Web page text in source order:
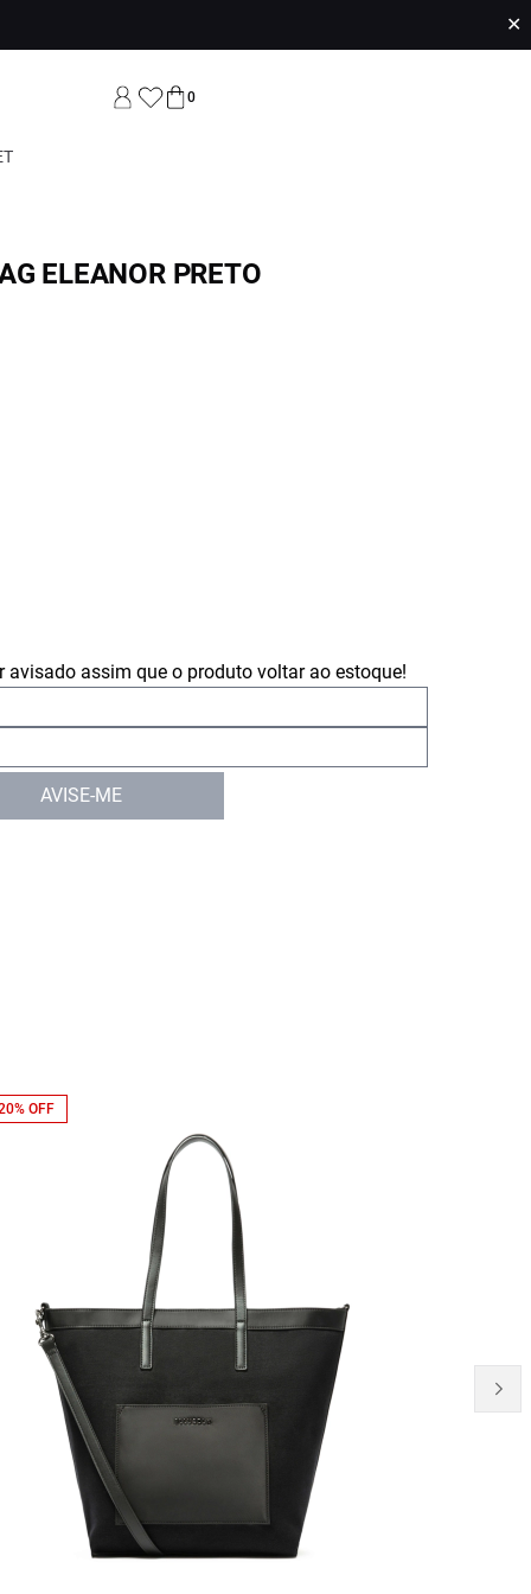
✕
0
ELEANOR PRETO
avisado assim que o produto voltar ao estoque!
AVISE-ME
OFF